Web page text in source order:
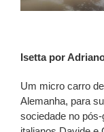
Isetta por
Um micro carro
Alemanha, para
sociedade no